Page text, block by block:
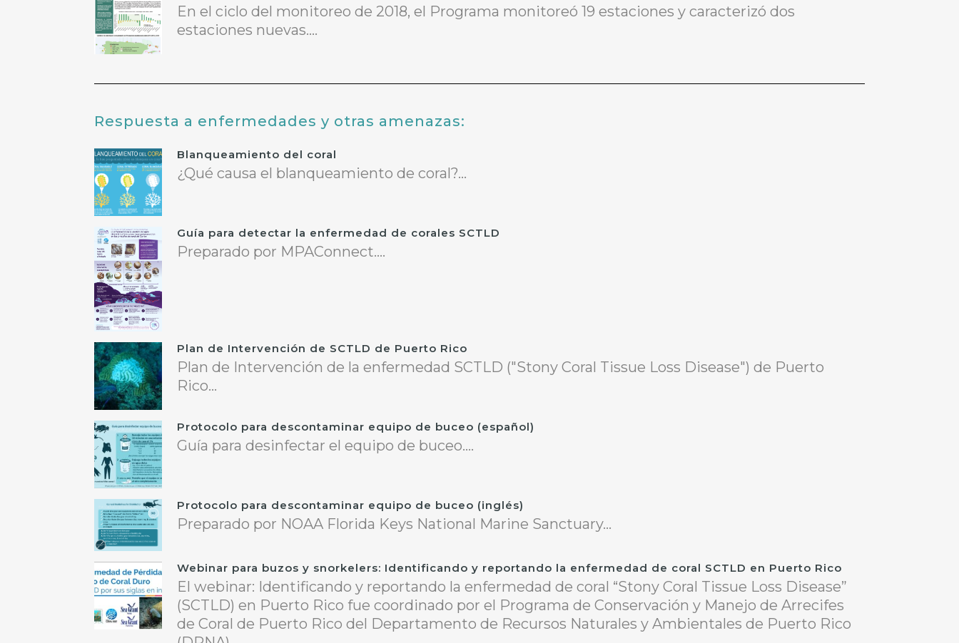
En el ciclo del monitoreo de 2018, el Programa monitoreó 19 estaciones y caracterizó dos
estaciones nuevas....
Respuesta a enfermedades y otras amenazas:
Blanqueamiento del coral
¿Qué causa el blanqueamiento de coral?...
Guía para detectar la enfermedad de corales SCTLD
Preparado por MPAConnect....
Plan de Intervención de SCTLD de Puerto Rico
Plan de Intervención de la enfermedad SCTLD ("Stony Coral Tissue Loss Disease") de Puerto
Rico...
Protocolo para descontaminar equipo de buceo (español)
Guía para desinfectar el equipo de buceo....
Protocolo para descontaminar equipo de buceo (inglés)
Preparado por NOAA Florida Keys National Marine Sanctuary...
Webinar para buzos y snorkelers: Identificando y reportando la enfermedad de coral SCTLD en Puerto Rico
El webinar: Identificando y reportando la enfermedad de coral “Stony Coral Tissue Loss Disease”
(SCTLD) en Puerto Rico fue coordinado por el Programa de Conservación y Manejo de Arrecifes
de Coral de Puerto Rico del Departamento de Recursos Naturales y Ambientales de Puerto Rico